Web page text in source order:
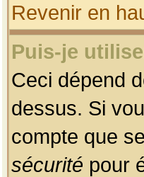
Revenir en
Puis-je
Ceci dépend
dessus. Si
compte que
sécurité pour